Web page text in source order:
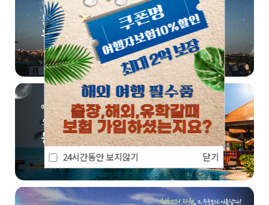
24시간동안 보지않기 닫기